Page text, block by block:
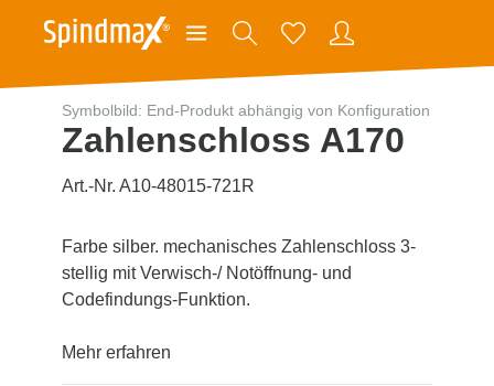
Symbolbild: End-Produkt abhängig von Konfiguration
Zahlenschloss A170
Art.-Nr. A10-48015-721R
Farbe silber. mechanisches Zahlenschloss 3-
stellig mit Verwisch-/ Notöffnung- und
Codefindungs-Funktion.
Mehr erfahren